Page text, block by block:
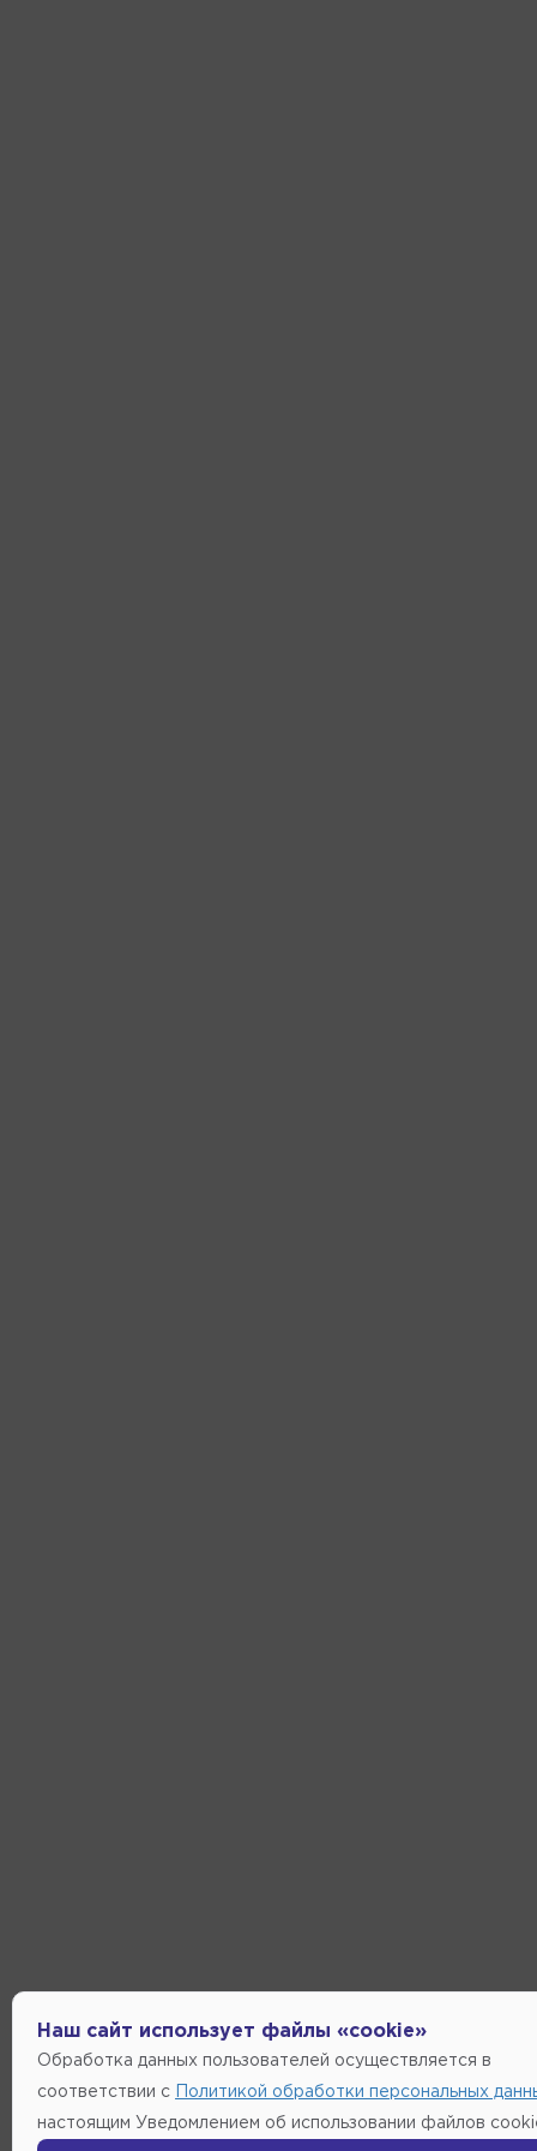
Наш сайт использует файлы «cookie»
Обработка данных пользователей осуществляется в
соответствии с Политикой обработки персональных
настоящим Уведомлением об использовании файлов